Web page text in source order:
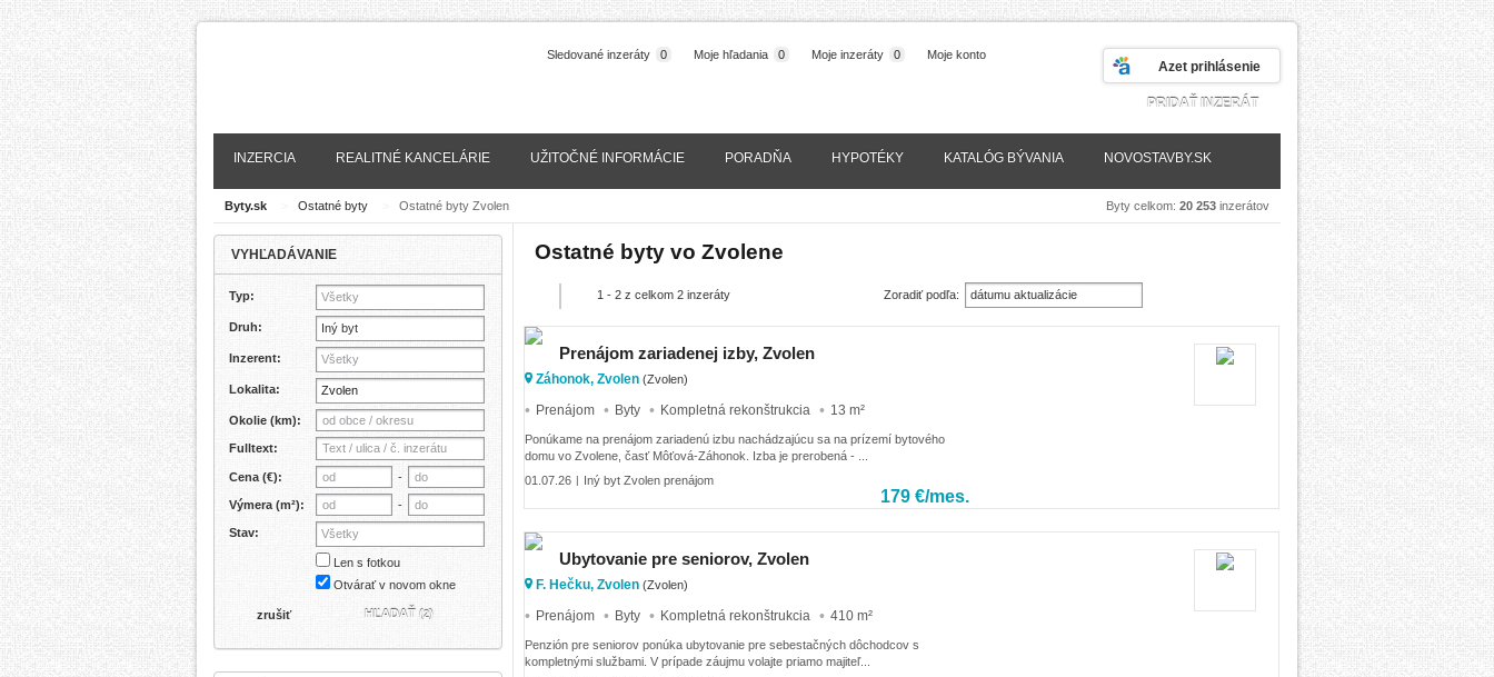
Azet prihlásenie
Moje konto
Moje inzeráty 0
Moje hľadania 0
Sledované inzeráty 0
PRIDAŤ INZERÁT
INZERCIA REALITNÉ KANCELÁRIE UŽITOČNÉ INFORMÁCIE PORADŇA HYPOTÉKY KATALÓG BÝVANIA NOVOSTAVBY.SK
Byty.sk Ostatné byty Ostatné byty Zvolen Byty celkom: 20 253 inzerátov
Ostatné byty vo Zvolene
1 - 2 z celkom 2 inzeráty Zoradiť podľa:
dátumu aktualizácie
Prenájom zariadenej izby, Zvolen
Záhonok, Zvolen (Zvolen)
Prenájom Byty Kompletná rekonštrukcia 13 m²
Ponúkame na prenájom zariadenú izbu nachádzajúcu sa na prízemí bytového
domu vo Zvolene, časť Môťová-Záhonok. Izba je prerobená - ...
01.07.26 | Iný byt Zvolen prenájom
179 €/mes.
Ubytovanie pre seniorov, Zvolen
F. Hečku, Zvolen (Zvolen)
Prenájom Byty Kompletná rekonštrukcia 410 m²
Penzión pre seniorov ponúka ubytovanie pre sebestačných dôchodcov s
kompletnými službami. V prípade záujmu volajte priamo majiteľ...
VYHĽADÁVANIE
Typ: Všetky
Druh: Iný byt
Inzerent: Všetky
Lokalita:
Okolie (km):
Fulltext:
Cena (€): -
Výmera (m²): -
Stav: Všetky
Len s fotkou
Otvárať v novom okne
zrušiť HĽADAŤ (2)